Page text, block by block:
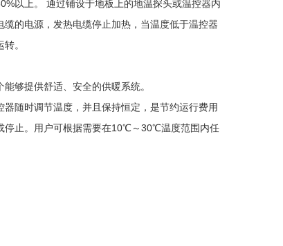
以上。 通过铺设于地板上的地温探头或温控器内
的电源，发热电缆停止加热，当温度低于温控器
。
够提供舒适、安全的供暖系统。
随时调节温度，并且保持恒定，是节约运行费用
停止。用户可根据需要在10℃～30℃温度范围内任